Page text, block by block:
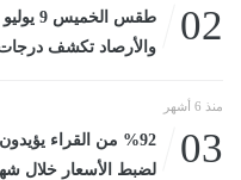
02
والأرصاد تكشف درجات...اليوم
منذ 6 أشهر
03
%92 من القراء
لضبط الأسعار خلال